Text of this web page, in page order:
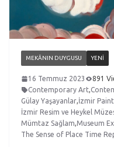
MEKÂNIN DUYGUSU YENI
16 Temmuz 2023
891
Contemporary Art,
Gülay Yaşayanlar,İzmir
İzmir Resim ve Heykel
Mümtaz Sağlam,Museum
The Sense of Place Time